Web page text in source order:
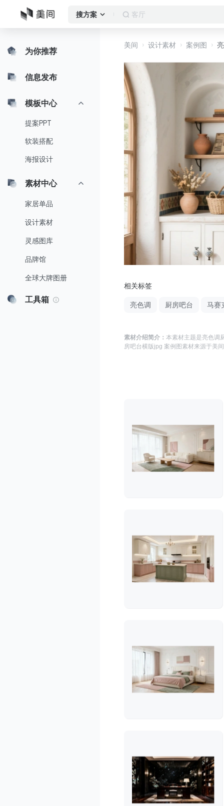
搜方案 客厅
为你推荐
信息发布
模板中心
提案PPT
软装搭配
海报设计
素材中心
家居单品
设计素材
灵感图库
品牌馆
全球大牌图册
工具箱
美间 设计素材 案例图
相关标签
亮色调 厨房吧台 马赛
素材介绍简介： 本素材主题是亮色调
房吧台横版jpg 案例图 素材来源于美